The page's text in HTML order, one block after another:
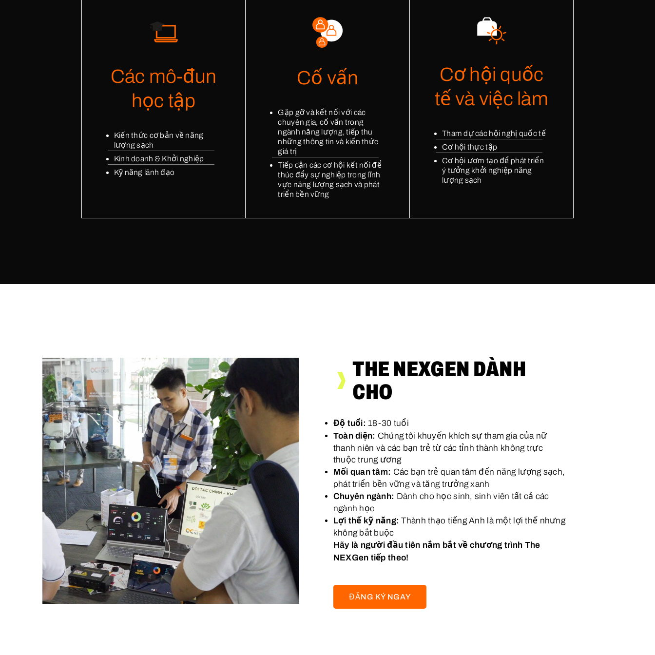
Programs we run with our partners
Nigeria - Clean Technology Hub
Back to global website
Các mô-đun
học tập
Kiến thức cơ bản về năng
lượng sạch
Kinh doanh & Khởi nghiệp
Kỹ năng lãnh đạo
Cố vấn
Gặp gỡ và kết nối với các
chuyên gia, cố vấn trong
ngành năng lượng, tiếp thu
những thông tin và kiến thức
giá trị
Tiếp cận các cơ hội kết nối để
thúc đẩy sự nghiệp trong lĩnh
vực năng lượng sạch và phát
triển bền vững
Cơ hội quốc
tế và việc làm
Tham dự các hội nghị quốc tế
Cơ hội thực tập
Cơ hội ươm tạo để phát triển
ý tưởng khởi nghiệp năng
lượng sạch
THE NEXGEN DÀNH
CHO
Độ tuổi: 18-30 tuổi
Toàn diện: Chúng tôi khuyến khích sự tham gia của nữ
thanh niên và các bạn trẻ từ các tỉnh thành không trực
thuộc trung ương
Mối quan tâm: Các bạn trẻ quan tâm đến năng lượng sạch,
phát triển bền vững và tăng trưởng xanh
Chuyên ngành: Dành cho học sinh, sinh viên tất cả các
ngành học
Lợi thế kỹ năng:Thành thạo tiếng Anh là một lợi thế nhưng
không bắt buộc
Hãy là người đầu tiên nắm bắt về chương trình The
NEXGen tiếp theo!
ĐĂNG KÝ NGAY